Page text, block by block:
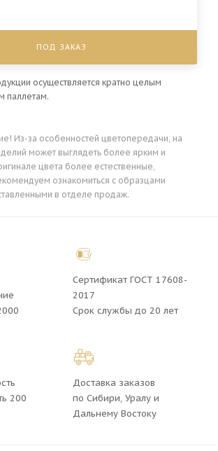
ПОД ЗАКАЗ
осуществляется кратно целым
паллетам.
Из-за особенностей цветопередачи, на
может выглядеть более ярким и
цвета более естественные,
ознакомиться с образцами
в отделе продаж.
Сертификат ГОСТ 17608-
2017
Срок службы до 20 лет
200
Доставка заказов
по Сибири, Уралу и
Дальнему Востоку